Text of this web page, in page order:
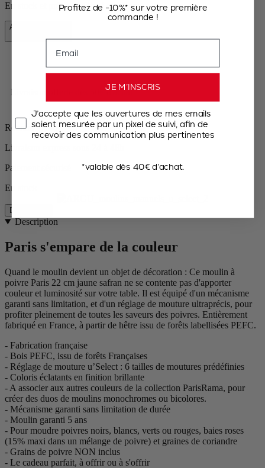
En stock et prêt à être livré chez vous.
Ajouter au panier
Livraison offerte dès 50€ d'achat
Retours gratuits
Livraison express sous 24 à 48h
Paiement sécurisé
En stock
Description
Description
Paris s'empare de la couleur
Quand le moulin devient un objet de décoration : Ce moulin à
poivre Paris 22 cm jaune safran ne se contente pas d'apporter
couleur et luminosité sur votre table. Il est équipé d'un mécanisme
garanti sans limitation, et d'un réglage de mouture ultraprécis, pour
profiter pleinement de toutes les saveurs des poivres. Entièrement
fabriqué en France, à partir de hêtre issu de forêts labellisées PEFC.
- Fabrication française
- Bois PEFC, issu de forêts Françaises
- Réglage de mouture u’Select : 6 tailles de moutures prédéfinies
- Coloris éclatants en finition brillante
- A associer aux autres couleurs de la collection ParisRama, pour
créer des duos de moulins monochromes ou bicolores.
- Mécanisme garanti sans limitation de durée
- Moulin garanti 5 ans
- Pour moudre poivres noirs, blancs, verts ou rouges, baies roses
(15% maxi dans un mélange de poivre) et graines de coriandre
- Grains de poivre NON inclus
- Le cadeau parfait, à offrir ou à s'offrir
Profitez de -10%* sur votre première
commande !
JE M’INSCRIS
J’accepte que les ouvertures de mes emails
soient mesurée par un pixel de suivi, afin de
recevoir des communication plus pertinentes
*valable dès 40€ d’achat.